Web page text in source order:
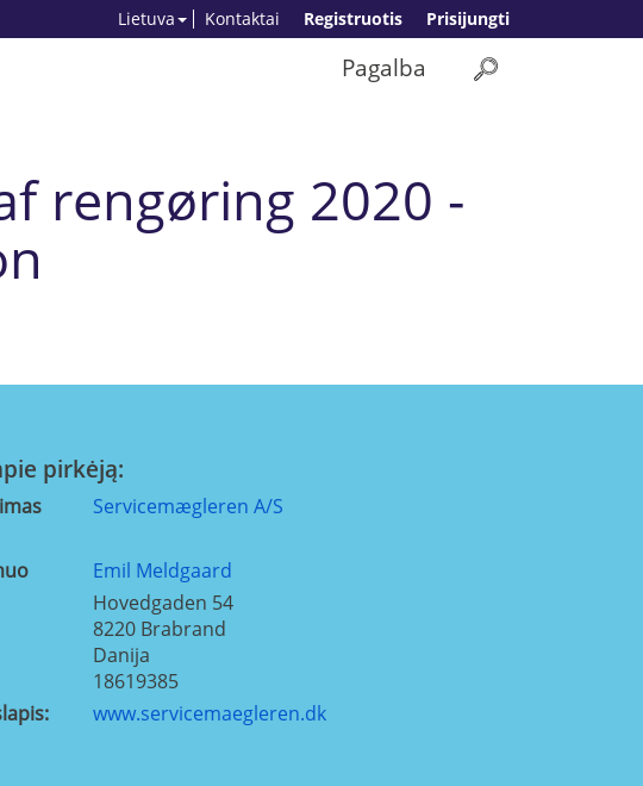
Prisijungti
Registruotis
Kontaktai
Lietuva
Pagalba
rengøring 2020 -
pirkėją:
Servicemægleren A/S
Emil Meldgaard
Hovedgaden 54
8220 Brabrand
Danija
18619385
www.servicemaegleren.dk